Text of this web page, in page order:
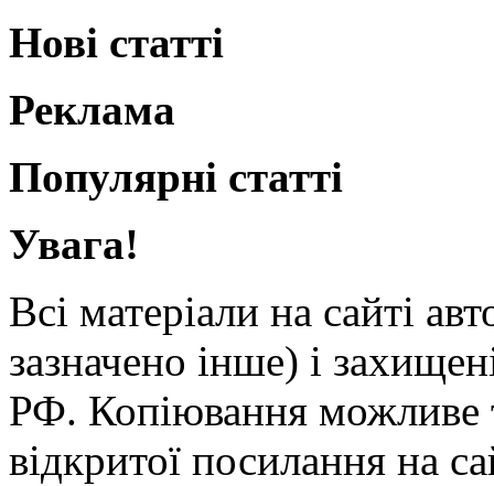
Нові статті
Реклама
Популярні статті
Увага!
Всі матеріали на сайті
зазначено інше) і
РФ. Копіювання можливе
відкритої посилання на